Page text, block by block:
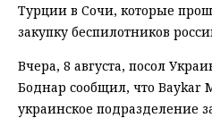
Турции в Сочи, которые
закупку беспилотников
Вчера, 8 августа, посол
Боднар сообщил, что Baykar
украинское подразделение